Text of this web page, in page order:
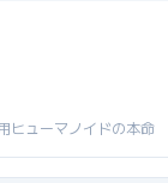
ヒューマノイドの本命